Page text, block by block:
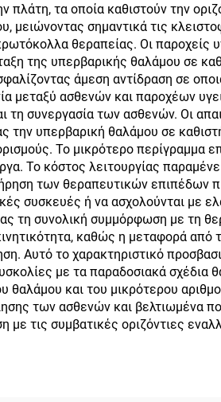
τα οποία καθιστούν την
σημαντικά τις
θεραπείας. Οι παροχείς
της υπερβαρικής θαλάμου σε
άμεση αντίδραση σε
μεταξύ ασθενών και παροχέων
συνεργασία των ασθενών. Οι
την υπερβαρική θαλάμου σε
Το μικρότερο περίγραμμα
Το κόστος λειτουργίας
των θεραπευτικών επιπέδων
συσκευές ή να ασχολούνται με
τη συνολική συμμόρφωση με τη
καθώς η μεταφορά από
Αυτό το χαρακτηριστικό
με τα παραδοσιακά σχέδια
θαλάμου και του μικρότερου
των ασθενών και βελτιωμένα
τις συμβατικές οριζόντιες